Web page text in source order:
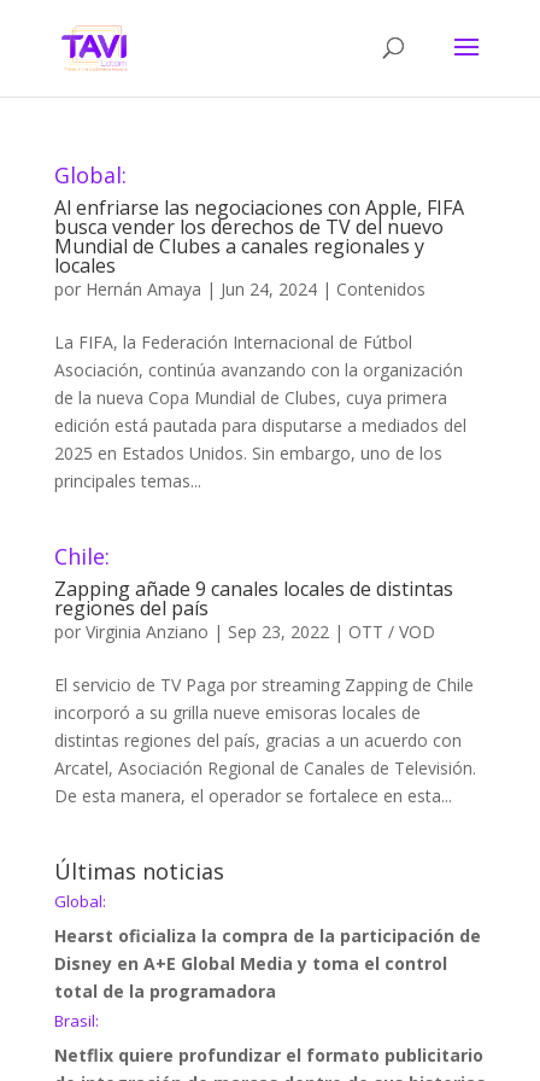
Global:
Al enfriarse las negociaciones con Apple, FIFA
busca vender los derechos de TV del nuevo
Mundial de Clubes a canales regionales y
locales
por Hernán Amaya | Jun 24, 2024| Contenidos
La FIFA, la Federación Internacional de Fútbol
Asociación​, continúa avanzando con la organización
de la nueva Copa Mundial de Clubes, cuya primera
edición está pautada para disputarse a mediados del
2025 en Estados Unidos. Sin embargo, uno de los
principales temas...
Chile:
Zapping añade 9 canales locales de distintas
regiones del país
por Virginia Anziano | Sep 23, 2022| OTT / VOD
El servicio de TV Paga por streaming Zapping de Chile
incorporó a su grilla nueve emisoras locales de
distintas regiones del país, gracias a un acuerdo con
Arcatel, Asociación Regional de Canales de Televisión.
De esta manera, el operador se fortalece en esta...
Últimas noticias
Global:
Hearst oficializa la compra de la participación de
Disney en A+E Global Media y toma el control
total de la programadora
Brasil:
Netflix quiere profundizar el formato publicitario